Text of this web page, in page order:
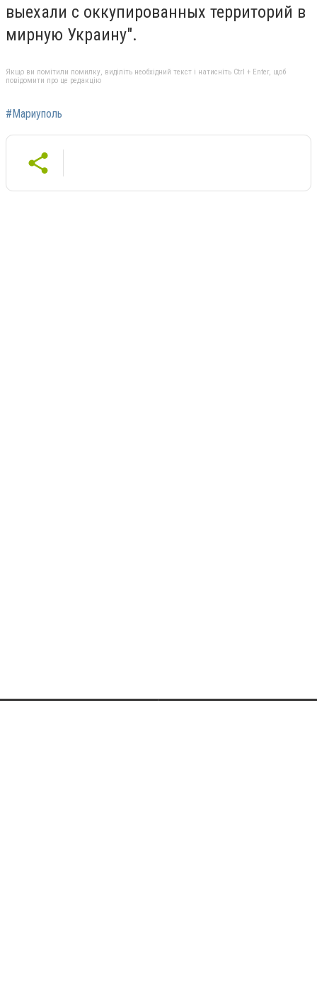
выехали с оккупированных территорий в
мирную Украину".
Якщо ви помітили помилку, виділіть необхідний текст і натисніть Ctrl + Enter, щоб
повідомити про це редакцію
#Мариуполь